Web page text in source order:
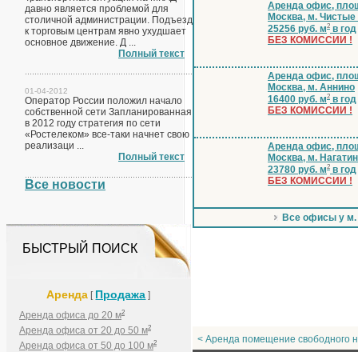
давно является проблемой для
столичной администрации. Подъезд
к торговым центрам явно ухудшает
основное движение. Д ...
Полный текст
01-04-2012
Оператор России положил начало
собственной сети Запланированная
в 2012 году стратегия по сети
«Ростелеком» все-таки начнет свою
реализаци ...
Полный текст
Все новости
БЫСТРЫЙ ПОИСК
Аренда [ Продажа ]
Аренда офиса до 20 м2
Аренда офиса от 20 до 50 м2
Аренда офиса от 50 до 100 м2
Аренда офис,
Москва, м.
25256 руб. м2 в год
БЕЗ КОМИССИИ !
Аренда офис,
Москва, м. Аннино
16400 руб. м2 в год
БЕЗ КОМИССИИ !
Аренда офис,
Москва, м.
23780 руб. м2 в год
БЕЗ КОМИССИИ !
Все офисы у
< Аренда помещение свободного